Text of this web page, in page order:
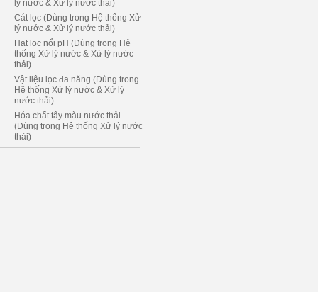
lý nước & Xử lý nước thải)
Cát lọc (Dùng trong Hệ thống Xử
lý nước & Xử lý nước thải)
Hạt lọc nổi pH (Dùng trong Hệ
thống Xử lý nước & Xử lý nước
thải)
Vật liệu lọc đa năng (Dùng trong
Hệ thống Xử lý nước & Xử lý
nước thải)
Hóa chất tẩy màu nước thải
(Dùng trong Hệ thống Xử lý nước
thải)